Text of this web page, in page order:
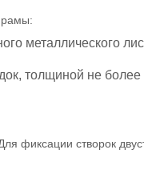
рамы:
металлического
толщиной не
створок